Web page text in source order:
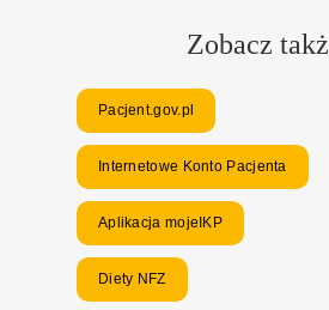
Zobacz
Pacjent.gov.pl
Internetowe Konto Pacjenta
Aplikacja mojeIKP
Diety NFZ